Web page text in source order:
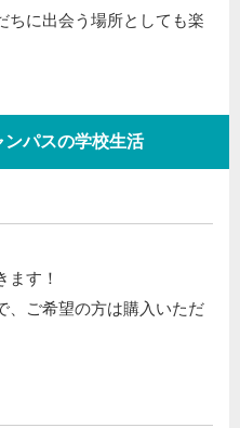
ちに出会う場所としても楽
パスの学校生活
ます！
ご希望の方は購入いただ